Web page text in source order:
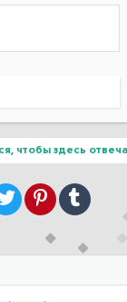
чтобы здесь
TwitterPinterestTumblr